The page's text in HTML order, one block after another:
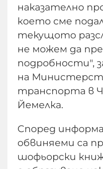
наказателно
което сме
текущото
не можем да
подробности",
на
транспорта в
Йемелка.
Според
обвиняеми са
шофьорски